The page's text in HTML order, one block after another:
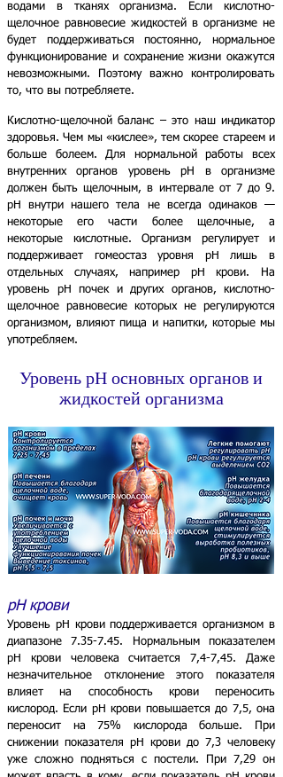
водами в тканях организма. Если кислотно-
щелочное равновесие жидкостей в организме не
будет поддерживаться постоянно, нормальное
функционирование и сохранение жизни окажутся
невозможными. Поэтому важно контролировать
то, что вы потребляете.
Кислотно-щелочной баланс – это наш индикатор
здоровья. Чем мы «кислее», тем скорее стареем и
больше болеем. Для нормальной работы всех
внутренних органов уровень рН в организме
должен быть щелочным, в интервале от 7 до 9.
pH внутри нашего тела не всегда одинаков —
некоторые его части более щелочные, а
некоторые кислотные. Организм регулирует и
поддерживает гомеостаз уровня pH лишь в
отдельных случаях, например pH крови. На
уровень pH почек и других органов, кислотно-
щелочное равновесие которых не регулируются
организмом, влияют пища и напитки, которые мы
употребляем.
Уровень рН основных органов и
жидкостей организма
pH крови
Уровень pH крови поддерживается организмом в
диапазоне 7.35-7.45. Нормальным показателем
pH крови человека считается 7,4-7,45. Даже
незначительное отклонение этого показателя
влияет на способность крови переносить
кислород. Если pH крови повышается до 7,5, она
переносит на 75% кислорода больше. При
снижении показателя pH крови до 7,3 человеку
уже сложно подняться с постели. При 7,29 он